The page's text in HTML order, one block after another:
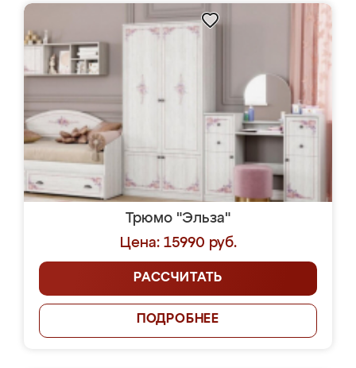
Трюмо "Эльза"
Цена: 15990 руб.
РАССЧИТАТЬ
ПОДРОБНЕЕ